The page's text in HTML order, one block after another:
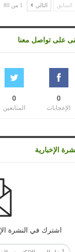
السابق التالي 1 من 80
على تواصل معنا
0
الإعجابات
0
المتابعين
الإخبارية
اشترك في النشرة